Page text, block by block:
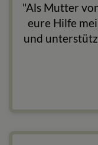
"Als Mutter
eure Hilfe
und